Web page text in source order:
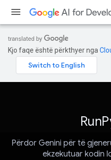
Kjo faqe është përkthyer nga
Përdor Genini për të
ekzekutuar kodin